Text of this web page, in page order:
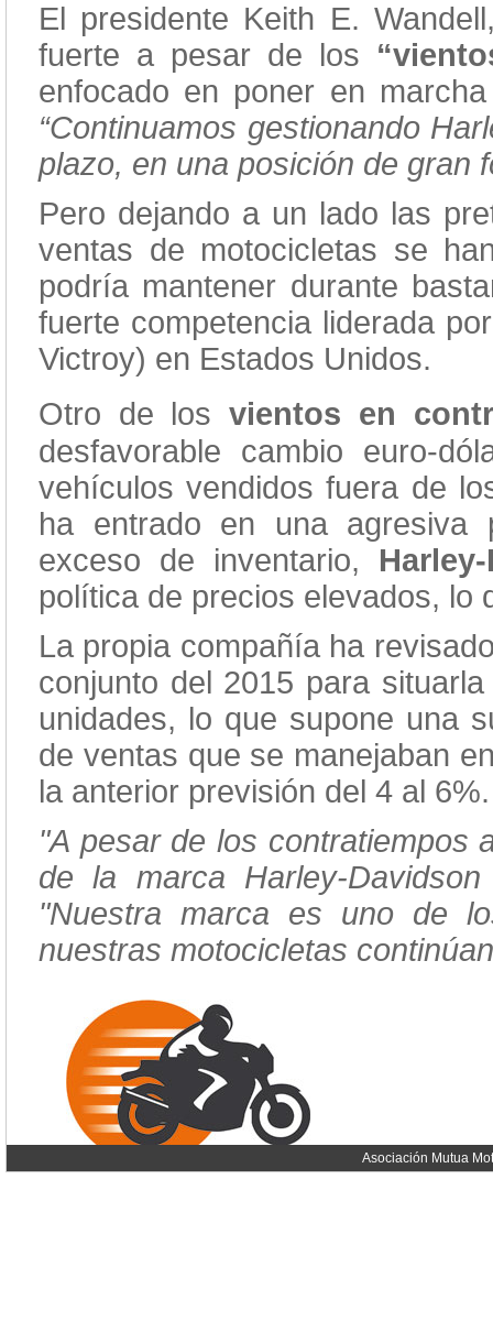
El presidente Keith E.
fuerte a pesar de los
enfocado en poner en
“Continuamos gestionando
plazo, en una posición de gran
Pero dejando a un lado las
ventas de motocicletas se
podría mantener durante
fuerte competencia liderada
Victroy) en Estados Unidos.
Otro de losvientos en
desfavorable cambio euro-
vehículos vendidos fuera de
ha entrado en una agresiva
exceso de inventario,
política de precios elevados, lo
La propia compañía ha
conjunto del 2015 para
unidades, lo que supone una
de ventas que se manejaban
la anterior previsión del 4 al 6%.
"A pesar de los contratiempos
de la marca Harley-
"Nuestra marca es uno de
nuestras motocicletas
Asociación Mutua